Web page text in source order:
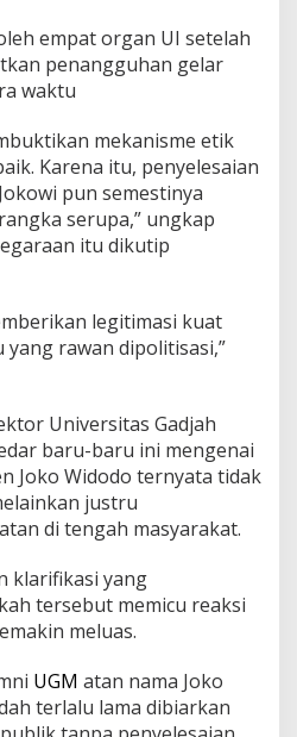
empat organ UI setelah
penangguhan gelar
waktu
mekanisme etik
Karena itu, penyelesaian
pun semestinya
serupa,” ungkap
itu dikutip
legitimasi kuat
rawan dipolitisasi,”
Universitas Gadjah
baru-baru ini mengenai
Joko Widodo ternyata tidak
justru
di tengah masyarakat.
klarifikasi yang
tersebut memicu reaksi
meluas.
UGM atan nama Joko
terlalu lama dibiarkan